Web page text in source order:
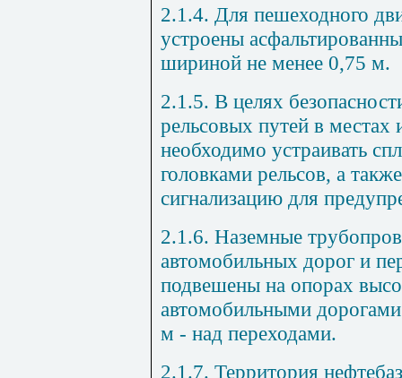
2.1.4. Для пешеходного
устроены
шириной не менее 0,75 м.
2.1.5. В целях
рельсовых путей в местах
необходимо устраивать
головками рельсов, а
сигнализацию для
2.1.6. Наземные
автомобильных дорог и
подвешены на опорах
автомобильными
м - над переходами.
2.1.7. Территория